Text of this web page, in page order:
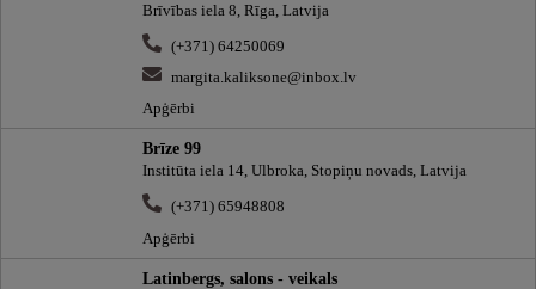
Brīvības iela 8, Rīga, Latvija
(+371) 64250069
margita.kaliksone@inbox.lv
Apģērbi
Brīze 99
Institūta iela 14, Ulbroka, Stopiņu novads, Latvija
(+371) 65948808
Apģērbi
Latinbergs, salons - veikals